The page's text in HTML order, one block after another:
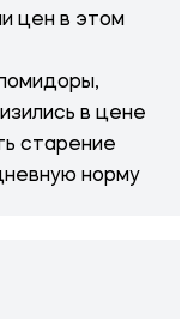
цен в этом
в цене
старение
норму